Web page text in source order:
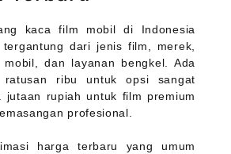
kaca film mobil di Indonesia
dari jenis film, merek,
dan layanan bengkel. Ada
ribu untuk opsi sangat
jutaan rupiah untuk film premium
profesional.
harga terbaru yang umum